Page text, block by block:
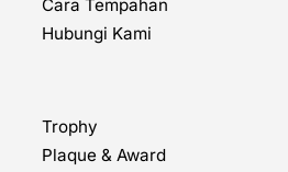
Cara Tempahan
Hubungi Kami
Trophy
Plaque & Award